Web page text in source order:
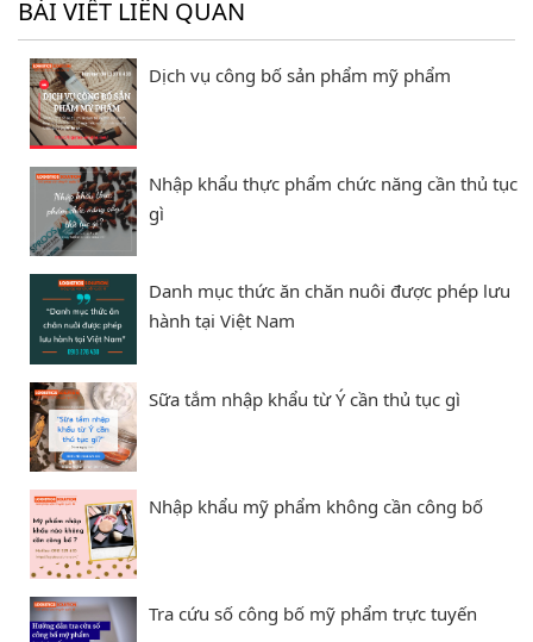
BÀI VIẾT LIÊN QUAN
Dịch vụ công bố sản phẩm mỹ phẩm
Nhập khẩu thực phẩm chức năng cần thủ tục
gì
Danh mục thức ăn chăn nuôi được phép lưu
hành tại Việt Nam
Sữa tắm nhập khẩu từ Ý cần thủ tục gì
Nhập khẩu mỹ phẩm không cần công bố
Tra cứu số công bố mỹ phẩm trực tuyến